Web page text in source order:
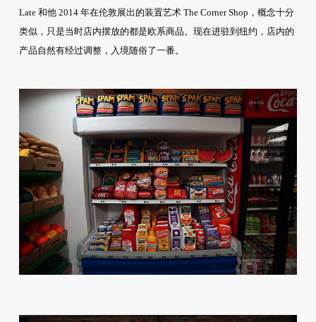
Late 和他 2014 年在伦敦展出的装置艺术 The Corner Shop，概念十分
类似，只是当时店内摆放的都是欧系商品。现在进驻到纽约，店内的
产品自然有经过调整，入境随俗了一番。